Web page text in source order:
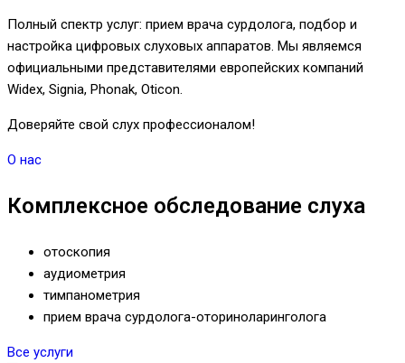
Полный спектр услуг: прием врача сурдолога, подбор и
настройка цифровых слуховых аппаратов. Мы являемся
официальными представителями европейских компаний
Widex, Signia, Phonak, Oticon.
Доверяйте свой слух профессионалом!
О нас
Комплексное обследование слуха
отоскопия
аудиометрия
тимпанометрия
прием врача сурдолога-оториноларинголога
Все услуги